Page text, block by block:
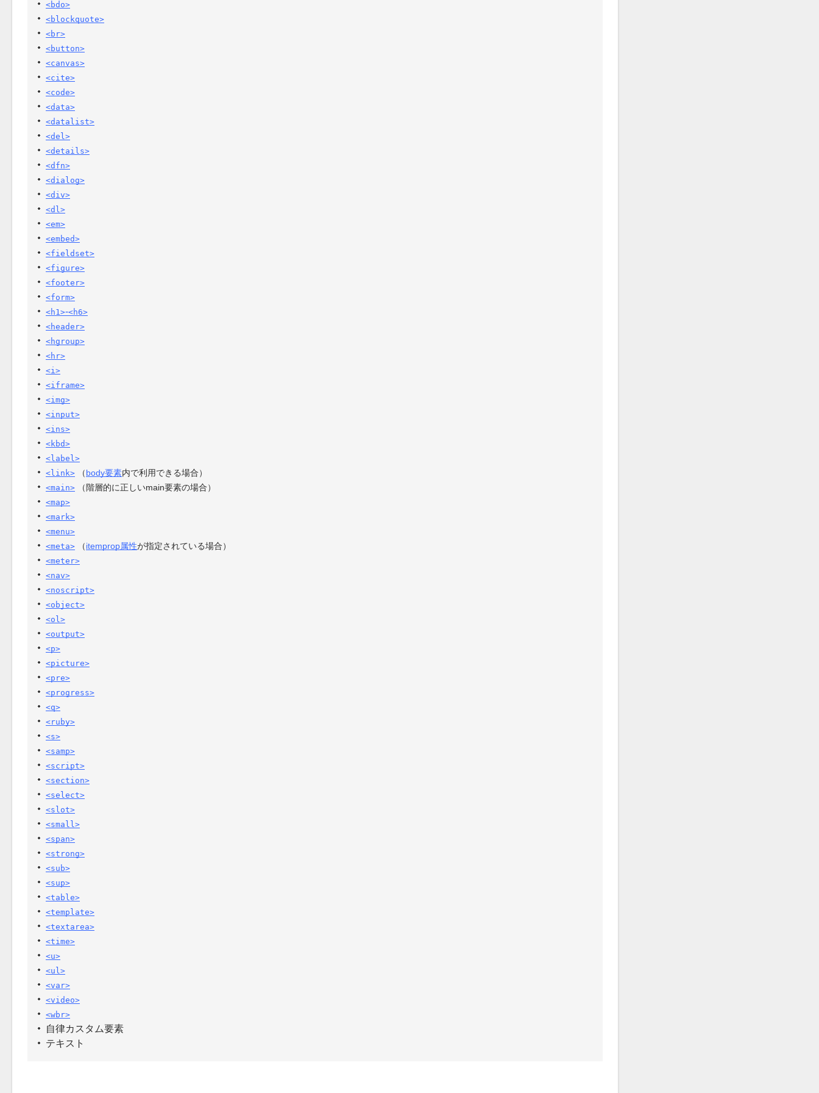
<bdo>
<blockquote>
<br>
<button>
<canvas>
<cite>
<code>
<data>
<datalist>
<del>
<details>
<dfn>
<dialog>
<div>
<dl>
<em>
<embed>
<fieldset>
<figure>
<footer>
<form>
<h1>-<h6>
<header>
<hgroup>
<hr>
<i>
<iframe>
<img>
<input>
<ins>
<kbd>
<label>
<link>
（body要素内で利用できる場合）
<main> （階層的に正しいmain要素の場合）
<map>
<mark>
<menu>
<meta>
（itemprop属性が指定されている場合）
<meter>
<nav>
<noscript>
<object>
<ol>
<output>
<p>
<picture>
<pre>
<progress>
<q>
<ruby>
<s>
<samp>
<script>
<section>
<select>
<slot>
<small>
<span>
<strong>
<sub>
<sup>
<table>
<template>
<textarea>
<time>
<u>
<ul>
<var>
<video>
<wbr>
自律カスタム要素
テキスト